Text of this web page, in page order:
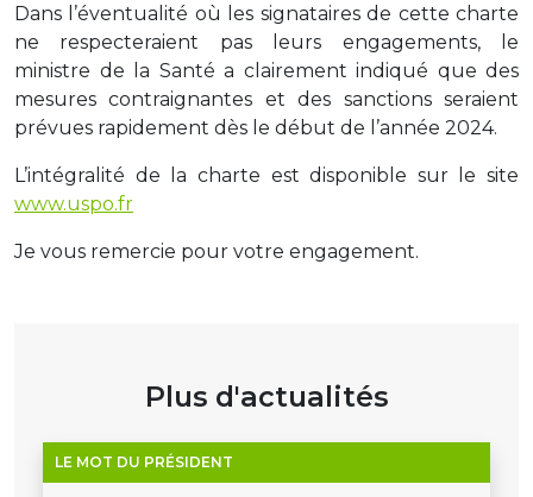
Dans l’éventualité où les signataires de cette charte
ne respecteraient pas leurs engagements, le
ministre de la Santé a clairement indiqué que des
mesures contraignantes et des sanctions seraient
prévues rapidement dès le début de l’année 2024.
L’intégralité de la charte est disponible sur le site
www.uspo.fr
Je vous remercie pour votre engagement.
Plus d'actualités
LE MOT DU PRÉSIDENT